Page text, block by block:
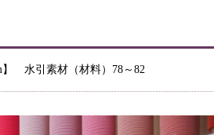
】 水引素材（材料）78～82